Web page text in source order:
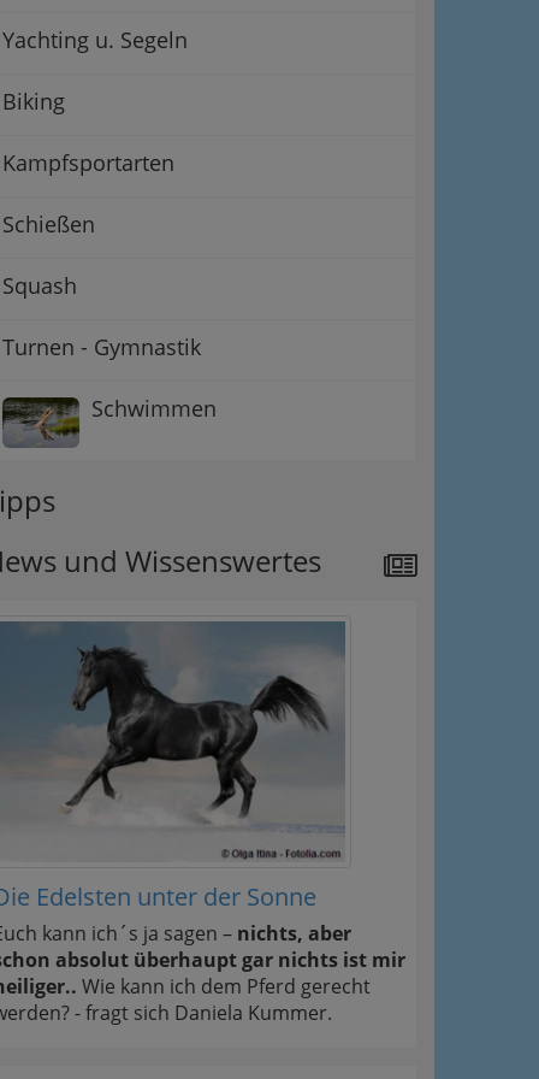
Yachting u. Segeln
Biking
Kampfsportarten
Schießen
Squash
Turnen - Gymnastik
Schwimmen
und Wissenswertes
Edelsten unter der Sonne
kann ich´s ja sagen – nichts, aber
absolut überhaupt gar nichts ist mir
Wie kann ich dem Pferd gerecht
- fragt sich Daniela Kummer.